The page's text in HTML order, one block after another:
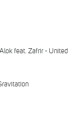
feat. Zafrir - United